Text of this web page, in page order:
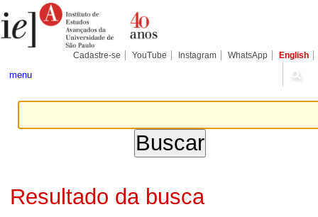
para
conteúdo.
Pessoais
Cadastre-se YouTube Instagram WhatsApp English
menu
Resultado da busca